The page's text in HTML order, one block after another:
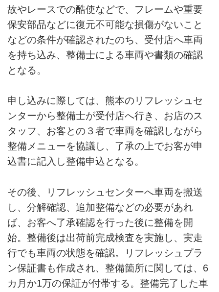
故やレースでの酷使などで、フレームや重要
保安部品などに復元不可能な損傷がないこと
などの条件が確認されたのち、受付店へ車両
を持ち込み、整備士による車両や書類の確認
となる。
申し込みに際しては、熊本のリフレッシュセ
ンターから整備士が受付店へ行き、お店のス
タッフ、お客との３者で車両を確認しながら
整備メニューを協議し、了承の上でお客が申
込書に記入し整備申込となる。
その後、リフレッシュセンターへ車両を搬送
し、分解確認、追加整備などの必要があれ
ば、お客へ了承確認を行った後に整備を開
始。整備後は出荷前完成検査を実施し、実走
行でも車両の状態を確認。リフレッシュプラ
ン保証書も作成され、整備箇所に関しては、6
カ月か1万の保証が付帯する。整備完了した車